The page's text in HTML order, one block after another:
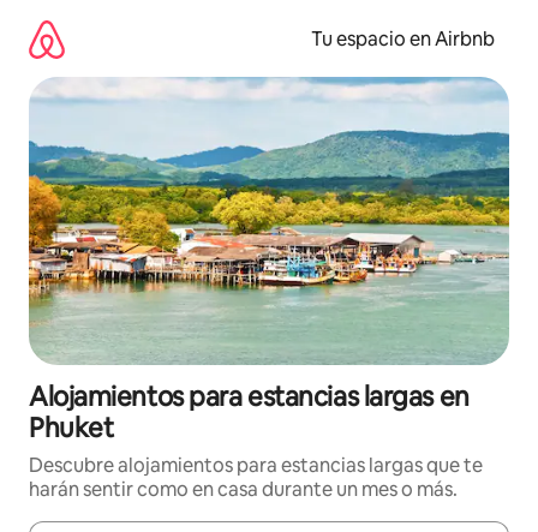
contenido
Tu espacio en Airbnb
Alojamientos para estancias largas en
Phuket
Descubre alojamientos para estancias largas que te
harán sentir como en casa durante un mes o más.